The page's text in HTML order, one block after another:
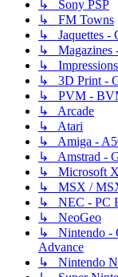
↳ Sony PSP
↳ FM Towns
↳ Jaquettes -
↳ Magazines
↳
↳ 3D Print -
↳ PVM -
↳ Arcade
↳ Atari
↳ Amiga -
↳ Amstrad -
↳ Microsoft
↳ MSX /
↳ NEC - PC
↳ NeoGeo
↳ Nintendo -
Advance
↳ Nintendo